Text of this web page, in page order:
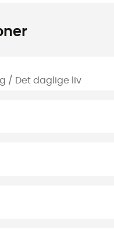
/ Det daglige liv